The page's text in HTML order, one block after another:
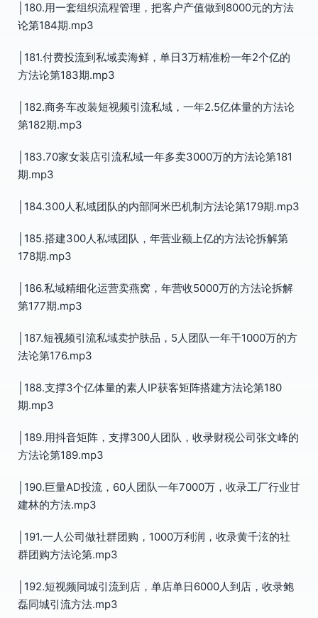
│180.用一套组织流程管理，把客户产值做到8000元的方法
论第184期.mp3
│181.付费投流到私域卖海鲜，单日3万精准粉一年2个亿的
方法论第183期.mp3
│182.商务车改装短视频引流私域，一年2.5亿体量的方法论
第182期.mp3
│183.70家女装店引流私域一年多卖3000万的方法论第181
期.mp3
│184.300人私域团队的内部阿米巴机制方法论第179期.mp3
│185.搭建300人私域团队，年营业额上亿的方法论拆解第
178期.mp3
│186.私域精细化运营卖燕窝，年营收5000万的方法论拆解
第177期.mp3
│187.短视频引流私域卖护肤品，5人团队一年干1000万的方
法论第176.mp3
│188.支撑3个亿体量的素人IP获客矩阵搭建方法论第180
期.mp3
│189.用抖音矩阵，支撑300人团队，收录财税公司张文峰的
方法论第189.mp3
│190.巨量AD投流，60人团队一年7000万，收录工厂行业甘
建林的方法.mp3
│191.一人公司做社群团购，1000万利润，收录黄千泫的社
群团购方法论第.mp3
│192.短视频同城引流到店，单店单日6000人到店，收录鲍
磊同城引流方法.mp3